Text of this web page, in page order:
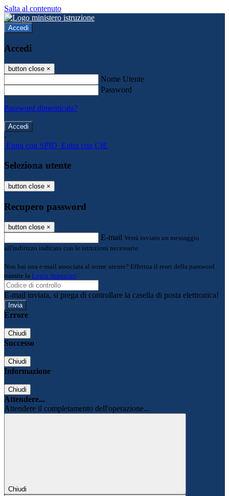
Salta al contenuto
Accedi
Accedi
button close ×
Nome Utente
Password
Password dimenticata?
-
Entra con SPID Entra con CIE
Seleziona utente
button close ×
Recupero password
button close ×
E-mail Verrà inviato un messaggio
all'indirizzo indicato con le istruzioni necessarie.
Non hai una e-mail associata al nome utente? Effettua il reset della password
tramite la Login Spaggiari
E-mail inviata, si prega di controllare la casella di posta elettronica!
Errore
Chiudi
Successo
Chiudi
Informazione
Chiudi
Attendere...
Attendere il completamento dell'operazione...
Chiudi